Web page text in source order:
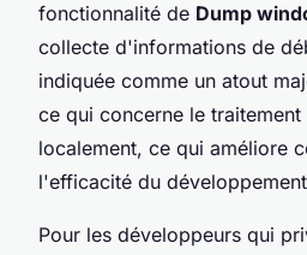
fonctionnalité de Dump
collecte d'informations de
indiquée comme un atout
ce qui concerne le
localement, ce qui améliore
l'efficacité du
Pour les développeurs qui